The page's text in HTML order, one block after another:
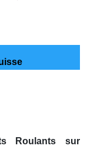
Roulants sur